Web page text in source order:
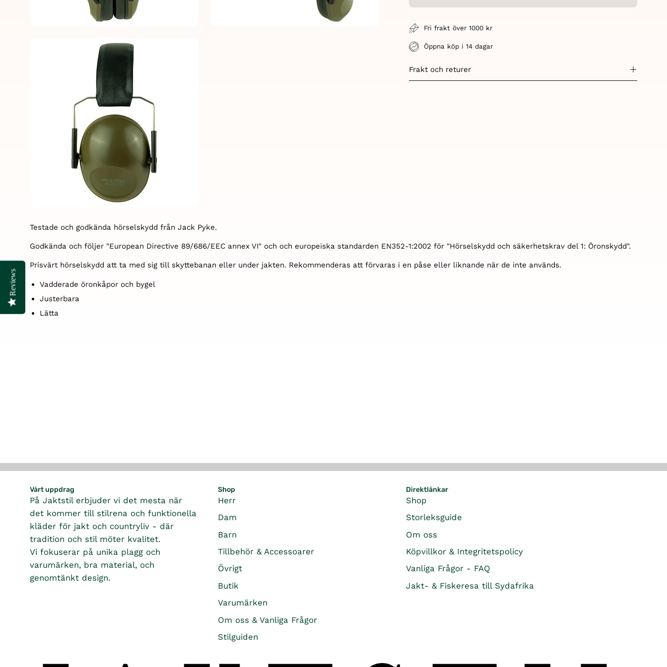
Reviews
Fri frakt över 1000 kr
Öppna köp i 14 dagar
Frakt och returer
Testade och godkända hörselskydd från Jack Pyke.
Godkända och följer "European Directive 89/686/EEC annex VI" och och europeiska standarden EN352-1:2002 för "Hörselskydd och säkerhetskrav del 1: Öronskydd".
Prisvärt hörselskydd att ta med sig till skyttebanan eller under jakten. Rekommenderas att förvaras i en påse eller liknande när de inte används.
Vadderade öronkåpor och bygel
Justerbara
Lätta
Vårt uppdrag
På Jaktstil erbjuder vi det mesta när
det kommer till stilrena och funktionella
kläder för jakt och countryliv - där
tradition och stil möter kvalitet.
Vi fokuserar på unika plagg och
varumärken, bra material, och
genomtänkt design.
Shop
Herr
Dam
Barn
Tillbehör & Accessoarer
Övrigt
Butik
Varumärken
Om oss & Vanliga Frågor
Stilguiden
Direktlänkar
Shop
Storleksguide
Om oss
Köpvillkor & Integritetspolicy
Vanliga Frågor - FAQ
Jakt- & Fiskeresa till Sydafrika
Reviews